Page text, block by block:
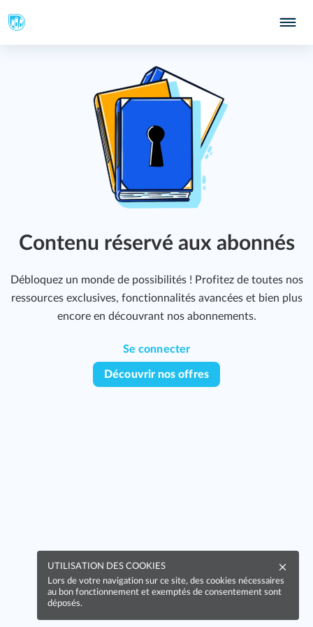
Contenu réservé aux abonnés
Débloquez un monde de possibilités ! Profitez de toutes nos
ressources exclusives, fonctionnalités avancées et bien plus
encore en découvrant nos abonnements.
Se connecter
Découvrir nos offres
UTILISATION DES COOKIES
Lors de votre navigation sur ce site, des cookies nécessaires
au bon fonctionnement et exemptés de consentement sont
déposés.